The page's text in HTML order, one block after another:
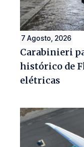
7 Agosto, 2026
Carabinieri
histórico de
elétricas